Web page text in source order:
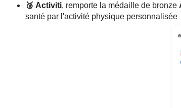
🥉 Activiti, remporte la médaille de bronze
santé par l'activité physique personnalisée